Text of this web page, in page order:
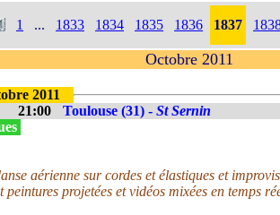
1 ... 1833 1834 1835 1836 1837
Octobre 2011
2011
21:00
Toulouse (31) - St Sernin
aérienne sur cordes et élastiques et
peintures projetées et vidéos mixées en temps